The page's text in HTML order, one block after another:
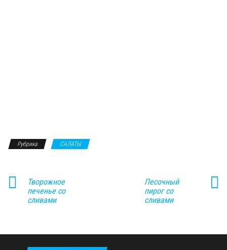
Рубрика САЛАТЫ
Творожное
печенье со
сливами
Песочный
пирог со
сливами